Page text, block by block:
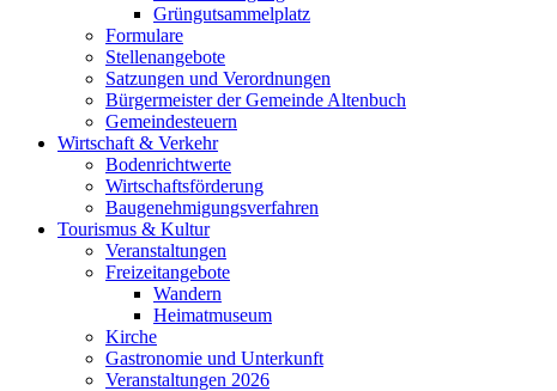
Grüngutsammelplatz
Formulare
Stellenangebote
Satzungen und Verordnungen
Bürgermeister der Gemeinde Altenbuch
Gemeindesteuern
Wirtschaft & Verkehr
Bodenrichtwerte
Wirtschaftsförderung
Baugenehmigungsverfahren
Tourismus & Kultur
Veranstaltungen
Freizeitangebote
Wandern
Heimatmuseum
Kirche
Gastronomie und Unterkunft
Veranstaltungen 2026